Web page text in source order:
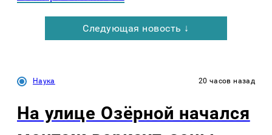
Следующая новость ↓
Наука 20 часов назад
На улице Озëрной начался